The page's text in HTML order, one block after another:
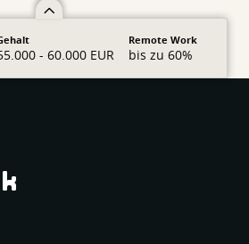
- 60.000 EUR
Remote Work
bis zu 60%
XING
bei TikTok
bei Instagram
bei YouTube
jungwild bei Facebook